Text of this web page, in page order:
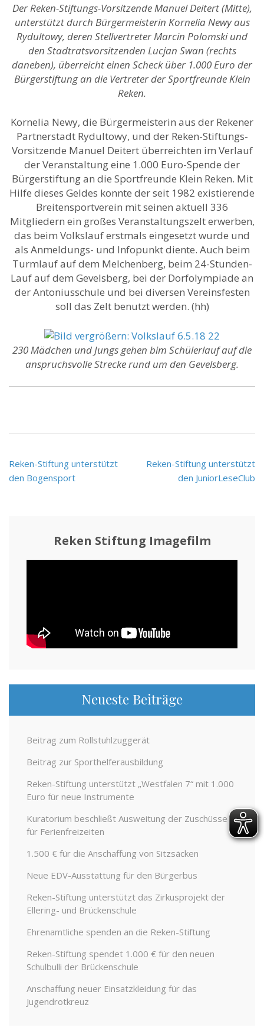
Der Reken-Stiftungs-Vorsitzende Manuel Deitert (Mitte),
unterstützt durch Bürgermeisterin Kornelia Newy aus
Rydultowy, deren Stellvertreter Marcin Polomski und
den Stadtratsvorsitzenden Lucjan Swan (rechts
daneben), überreicht einen Scheck über 1.000 Euro der
Bürgerstiftung an die Vertreter der Sportfreunde Klein
Reken.
Kornelia Newy, die Bürgermeisterin aus der Rekener
Partnerstadt Rydultowy, und der Reken-Stiftungs-
Vorsitzende Manuel Deitert überreichten im Verlauf
der Veranstaltung eine 1.000 Euro-Spende der
Bürgerstiftung an die Sportfreunde Klein Reken. Mit
Hilfe dieses Geldes konnte der seit 1982 existierende
Breitensportverein mit seinen aktuell 336
Mitgliedern ein großes Veranstaltungszelt erwerben,
das beim Volkslauf erstmals eingesetzt wurde und
als Anmeldungs- und Infopunkt diente. Auch beim
Turmlauf auf dem Melchenberg, beim 24-Stunden-
Lauf auf dem Gevelsberg, bei der Dorfolympiade an
der Antoniusschule und bei diversen Vereinsfesten
soll das Zelt benutzt werden. (hh)
230 Mädchen und Jungs gehen bim Schülerlauf auf die
anspruchsvolle Strecke rund um den Gevelsberg.
Beitragsnavigation
Reken-Stiftung unterstützt
den Bogensport
Reken-Stiftung unterstützt
den JuniorLeseClub
Reken Stiftung Imagefilm
Neueste Beiträge
Beitrag zum Rollstuhlzuggerät
Beitrag zur Sporthelferausbildung
Reken-Stiftung unterstützt „Westfalen 7“ mit 1.000
Euro für neue Instrumente
Kuratorium beschließt Ausweitung der Zuschüsse
für Ferienfreizeiten
1.500 € für die Anschaffung von Sitzsäcken
Neue EDV-Ausstattung für den Bürgerbus
Reken-Stiftung unterstützt das Zirkusprojekt der
Ellering- und Brückenschule
Ehrenamtliche spenden an die Reken-Stiftung
Reken-Stiftung spendet 1.000 € für den neuen
Schulbulli der Brückenschule
Anschaffung neuer Einsatzkleidung für das
Jugendrotkreuz